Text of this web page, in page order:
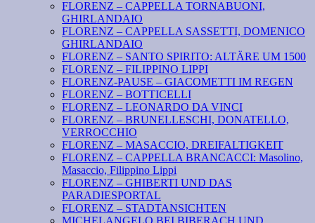
FLORENZ – CAPPELLA TORNABUONI,
GHIRLANDAIO
FLORENZ – CAPPELLA SASSETTI, DOMENICO
GHIRLANDAIO
FLORENZ – SANTO SPIRITO: ALTÄRE UM 1500
FLORENZ – FILIPPINO LIPPI
FLORENZ-PAUSE – GIACOMETTI IM REGEN
FLORENZ – BOTTICELLI
FLORENZ – LEONARDO DA VINCI
FLORENZ – BRUNELLESCHI, DONATELLO,
VERROCCHIO
FLORENZ – MASACCIO, DREIFALTIGKEIT
FLORENZ – CAPPELLA BRANCACCI: Masolino,
Masaccio, Filippino Lippi
FLORENZ – GHIBERTI UND DAS
PARADIESPORTAL
FLORENZ – STADTANSICHTEN
MICHELANGELO BEI BIBERACH UND